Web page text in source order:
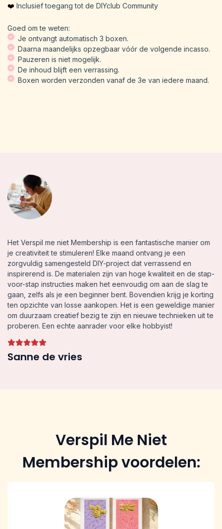
❤️ Inclusief toegang tot de DIYclub Community
Goed om te weten:
Je ontvangt automatisch 3 boxen.
Daarna maandelijks opzegbaar vóór de volgende incasso.
Pauzeren is niet mogelijk.
De inhoud blijft een verrassing.
Boxen worden verzonden vanaf de 3e van iedere maand.
Het Verspil me niet Membership is een fantastische manier om
je creativiteit te stimuleren! Elke maand ontvang je een
zorgvuldig samengesteld DIY-project dat verrassend en
inspirerend is. De materialen zijn van hoge kwaliteit en de stap-
voor-stap instructies maken het eenvoudig om aan de slag te
gaan, zelfs als je een beginner bent. Bovendien krijg je korting
ten opzichte van losse aankopen. Het is een geweldige manier
om duurzaam creatief bezig te zijn en nieuwe technieken uit te
proberen. Een echte aanrader voor elke hobbyist!
Sanne de vries
Verspil Me Niet
Membership voordelen: